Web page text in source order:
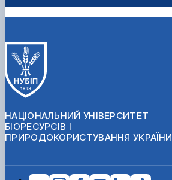
НАЦІОНАЛЬНИЙ УНІВЕРСИТЕТ
БІОРЕСУРСІВ І
ПРИРОДОКОРИСТУВАННЯ УКРАЇНИ